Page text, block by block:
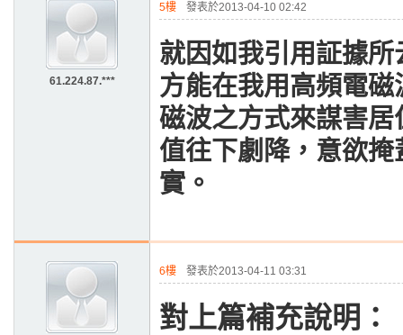
61.224.87.***
5樓 發表於2013-04-10 02:42
就因如我引用証據
方能在我用高頻電
磁波之方式來謀害
值往下劇降，意欲
實。
6樓 發表於2013-04-11 03:31
對上篇補充說明：